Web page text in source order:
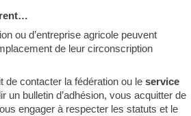
ou d’entreprise agricole peuvent
de leur circonscription
de contacter la fédération ou le service
un bulletin d’adhésion, vous acquitter de
engager à respecter les statuts et le